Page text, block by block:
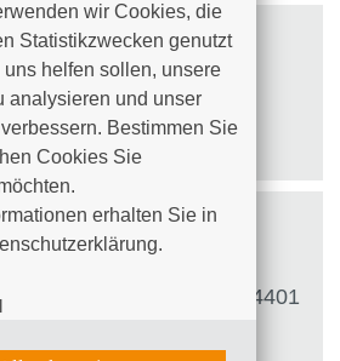
Steiner
- 6100
- 6100
+49 (0)381 4401
wir Cookies, die
Statistikzwecken genutzt
helfen sollen, unsere
analysieren und unser
Bestimmen Sie
Cookies Sie
erhalten Sie in